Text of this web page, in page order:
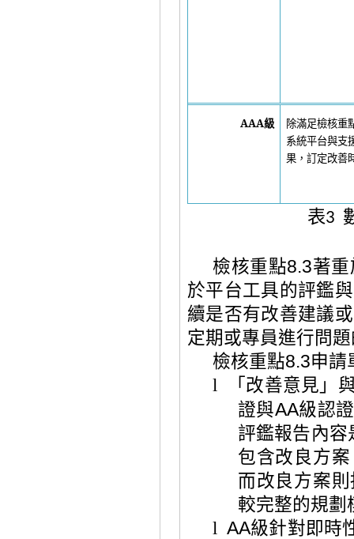
AAA級
除滿足檢核重
系統平台與支
果，訂定改善
表3
檢核重點8.3著
於平台工具的評鑑
續是否有改善建議
定期或專員進行問
檢核重點8.3申請
l
「改善意見」
證與AA級認
評鑑報告內容
包含改良方
而改良方案
較完整的規劃
l AA級針對即時